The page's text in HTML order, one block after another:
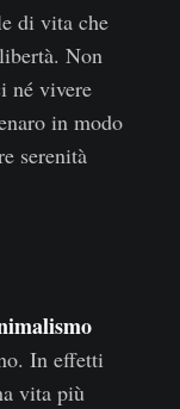
di vita che
Non
né vivere
in modo
serenità
In effetti
vita più